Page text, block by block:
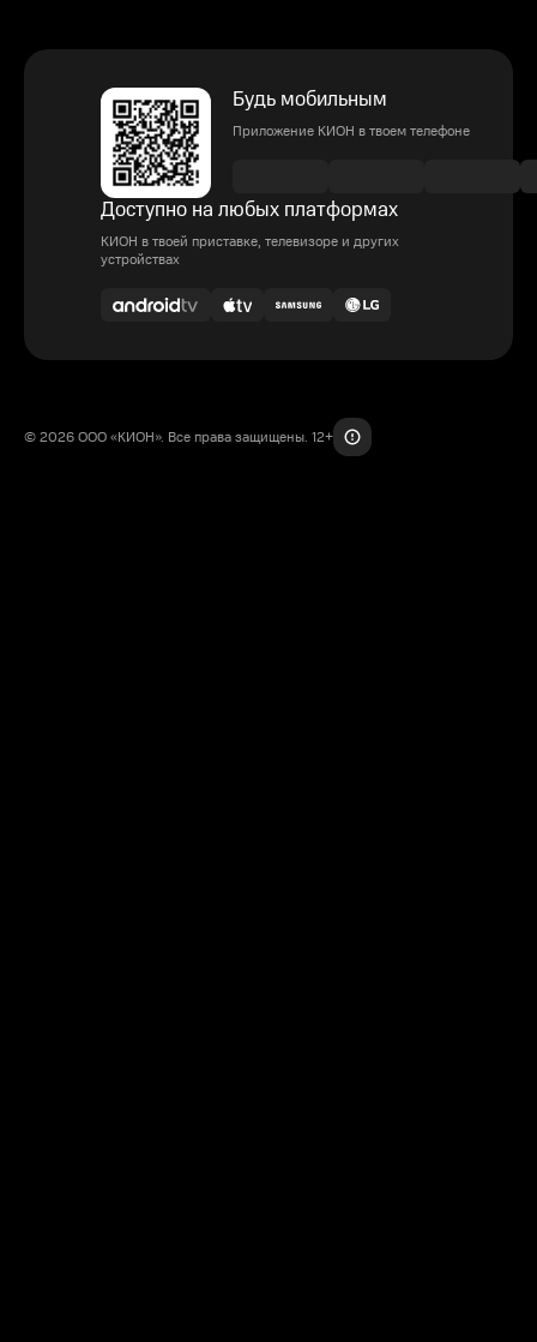
Будь мобильным
Приложение КИОН в твоем телефоне
Доступно на любых платформах
КИОН в твоей приставке, телевизоре и других
устройствах
© 2026 ООО «КИОН». Все права защищены. 12+